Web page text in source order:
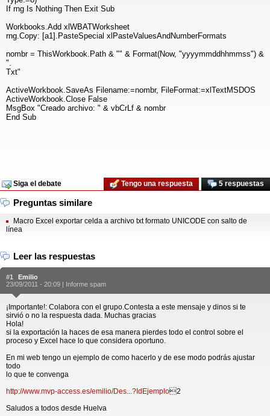
If rng Is Nothing Then Exit Sub
Workbooks.Add xlWBATWorksheet
rng.Copy: [a1].PasteSpecial xlPasteValuesAndNumberFormats
nombr = ThisWorkbook.Path & "" & Format(Now, "yyyymmddhhmmss") &
".
Txt"
ActiveWorkbook.SaveAs Filename:=nombr, FileFormat:=xlTextMSDOS
ActiveWorkbook.Close False
MsgBox "Creado archivo: " & vbCrLf & nombr
End Sub
Siga el debate 5 respuestas
Tengo una respuesta
Preguntas similare
Macro Excel exportar celda a archivo txt formato UNICODE con salto de
línea
Leer las respuestas
#1
Emilio
23/09/2011 - 20:09 | Informe spam
¡Importante!: Colabora con el grupo.Contesta a este mensaje y dinos si te
sirvió o no la respuesta dada. Muchas gracias
Hola!
si la exportación la haces de esa manera pierdes todo el control sobre el
proceso y Excel hace lo que considera oportuno.
En mi web tengo un ejemplo de como hacerlo y de ese modo podrás ajustar
todo
lo que te convenga
http://www.mvp-access.es/emilio/Des...?IdEjemplo2
Saludos a todos desde Huelva